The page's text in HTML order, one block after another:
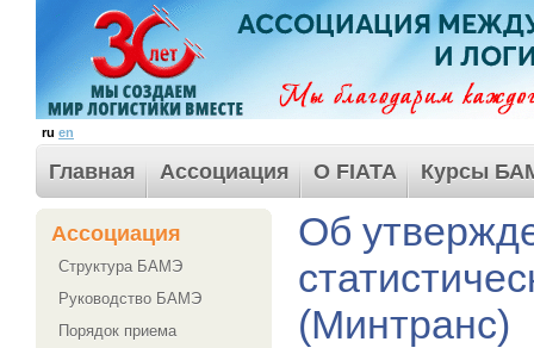
ru en
Главная Ассоциация О FIATA Курсы
Ассоциация
Структура БАМЭ
Руководство БАМЭ
Порядок приема
Об
(Минтранс)